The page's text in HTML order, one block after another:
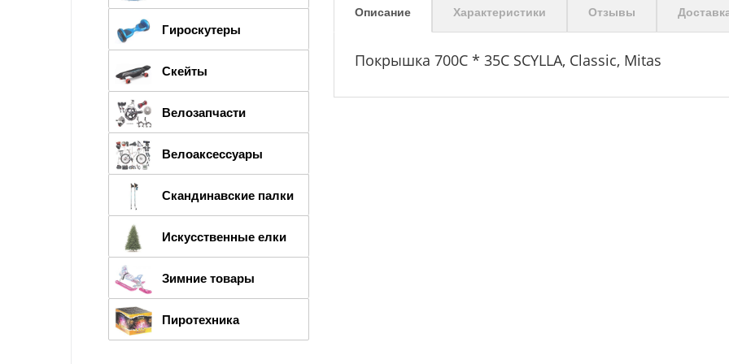
Описание Характеристики Отзывы
Покрышка 700C * 35C SCYLLA, Classic, Mitas
Гироскутеры
Скейты
Велозапчасти
Велоаксессуары
Скандинавские палки
Искусственные елки
Зимние товары
Пиротехника